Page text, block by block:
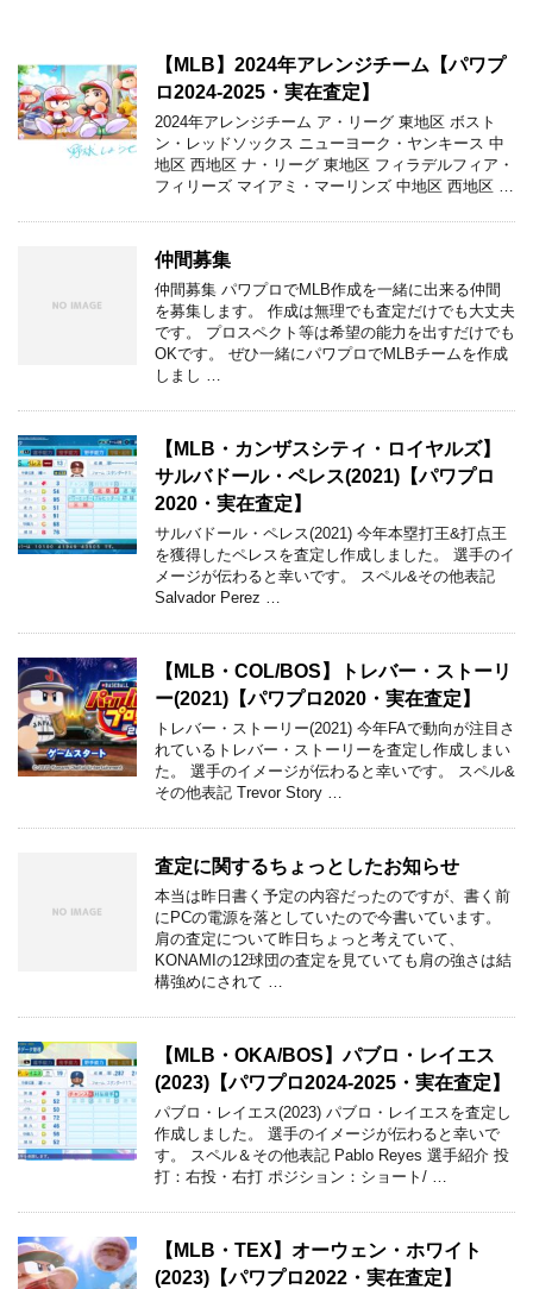
【MLB】2024年アレンジチーム【パワプ
ロ2024-2025・実在査定】
2024年アレンジチーム ア・リーグ 東地区 ボスト
ン・レッドソックス ニューヨーク・ヤンキース 中
地区 西地区 ナ・リーグ 東地区 フィラデルフィア・
フィリーズ マイアミ・マーリンズ 中地区 西地区 …
仲間募集
仲間募集 パワプロでMLB作成を一緒に出来る仲間
を募集します。 作成は無理でも査定だけでも大丈夫
です。 プロスペクト等は希望の能力を出すだけでも
OKです。 ぜひ一緒にパワプロでMLBチームを作成
しまし …
【MLB・カンザスシティ・ロイヤルズ】
サルバドール・ペレス(2021)【パワプロ
2020・実在査定】
サルバドール・ペレス(2021) 今年本塁打王&打点王
を獲得したペレスを査定し作成しました。 選手のイ
メージが伝わると幸いです。 スペル&その他表記
Salvador Perez …
【MLB・COL/BOS】トレバー・ストーリ
ー(2021)【パワプロ2020・実在査定】
トレバー・ストーリー(2021) 今年FAで動向が注目さ
れているトレバー・ストーリーを査定し作成しまい
た。 選手のイメージが伝わると幸いです。 スペル&
その他表記 Trevor Story …
査定に関するちょっとしたお知らせ
本当は昨日書く予定の内容だったのですが、書く前
にPCの電源を落としていたので今書いています。
肩の査定について昨日ちょっと考えていて、
KONAMIの12球団の査定を見ていても肩の強さは結
構強めにされて …
【MLB・OKA/BOS】パブロ・レイエス
(2023)【パワプロ2024-2025・実在査定】
パブロ・レイエス(2023) パブロ・レイエスを査定し
作成しました。 選手のイメージが伝わると幸いで
す。 スペル＆その他表記 Pablo Reyes 選手紹介 投
打：右投・右打 ポジション：ショート/ …
【MLB・TEX】オーウェン・ホワイト
(2023)【パワプロ2022・実在査定】